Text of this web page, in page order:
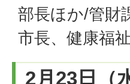
部長ほか/管財
市長、健康福
2月23日（